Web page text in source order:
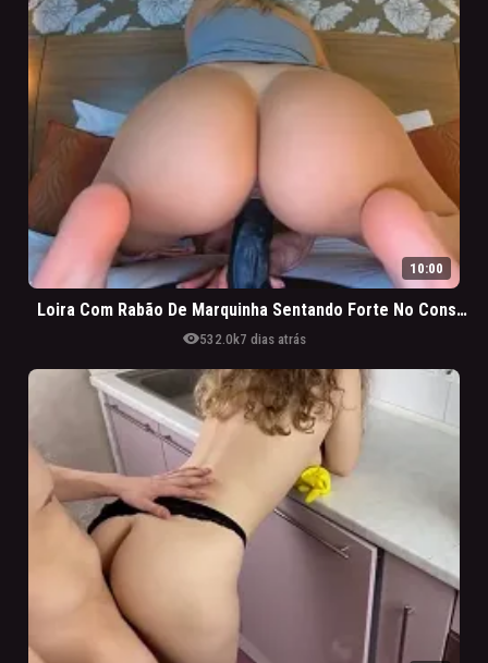
10:00
Loira Com Rabão De Marquinha Sentando Forte No Consolo GG
visibility532.0k7 dias atrás